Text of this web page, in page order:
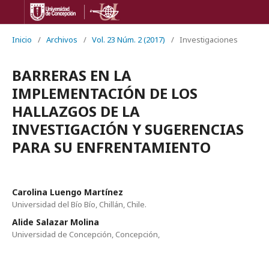
Inicio / Archivos / Vol. 23 Núm. 2 (2017) / Investigaciones
BARRERAS EN LA
IMPLEMENTACIÓN DE LOS
HALLAZGOS DE LA
INVESTIGACIÓN Y SUGERENCIAS
PARA SU ENFRENTAMIENTO
Carolina Luengo Martínez
Universidad del Bío Bío, Chillán, Chile.
Alide Salazar Molina
Universidad de Concepción, Concepción,